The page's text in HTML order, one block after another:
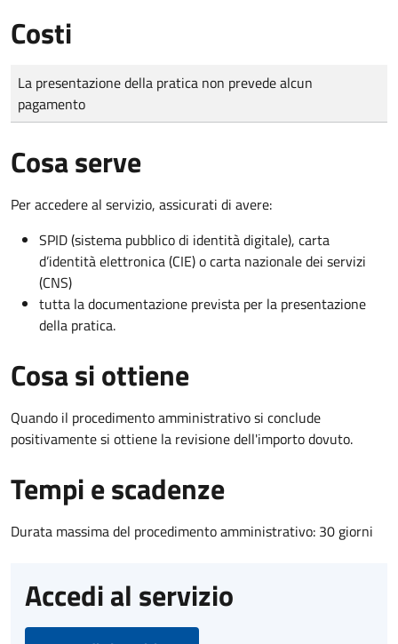
Costi
Tipo di pagamento
Importo
La presentazione della pratica non prevede alcun
pagamento
Cosa serve
Per accedere al servizio, assicurati di avere:
SPID (sistema pubblico di identità digitale), carta
d’identità elettronica (CIE) o carta nazionale dei servizi
(CNS)
tutta la documentazione prevista per la presentazione
della pratica.
Cosa si ottiene
Quando il procedimento amministrativo si conclude
positivamente si ottiene la revisione dell'importo dovuto.
Tempi e scadenze
Durata massima del procedimento amministrativo: 30 giorni
Accedi al servizio